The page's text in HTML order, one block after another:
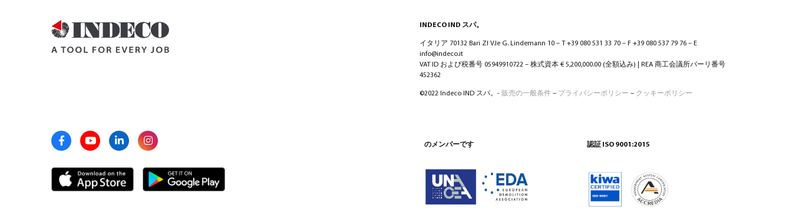
INDECO IND スパ。
イタリア 70132 Bari ZI V.le G. Lindemann 10 – T +39 080 531 33 70 – F +39 080 537 79 76 – E
info@indeco.it
VAT ID および税番号 05949910722 – 株式資本 € 5,200,000.00 (全額込み) | REA 商工会議所バーリ番号
452362
©2022 Indeco IND スパ。- 販売の一般条件 – プライバシーポリシー – クッキーポリシー
のメンバーです 認証 ISO 9001:2015